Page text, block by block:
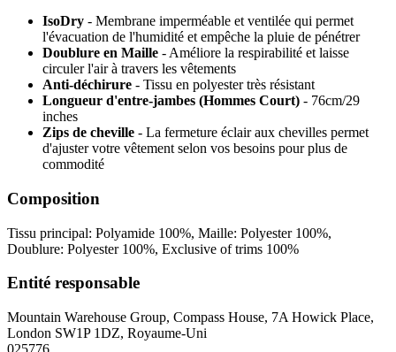
IsoDry - Membrane imperméable et ventilée qui permet
l'évacuation de l'humidité et empêche la pluie de pénétrer
Doublure en Maille - Améliore la respirabilité et laisse
circuler l'air à travers les vêtements
Anti-déchirure - Tissu en polyester très résistant
Longueur d'entre-jambes (Hommes Court) - 76cm/29
inches
Zips de cheville - La fermeture éclair aux chevilles permet
d'ajuster votre vêtement selon vos besoins pour plus de
commodité
Composition
Tissu principal: Polyamide 100%, Maille: Polyester 100%,
Doublure: Polyester 100%, Exclusive of trims 100%
Entité responsable
Mountain Warehouse Group, Compass House, 7A Howick Place,
London SW1P 1DZ, Royaume-Uni